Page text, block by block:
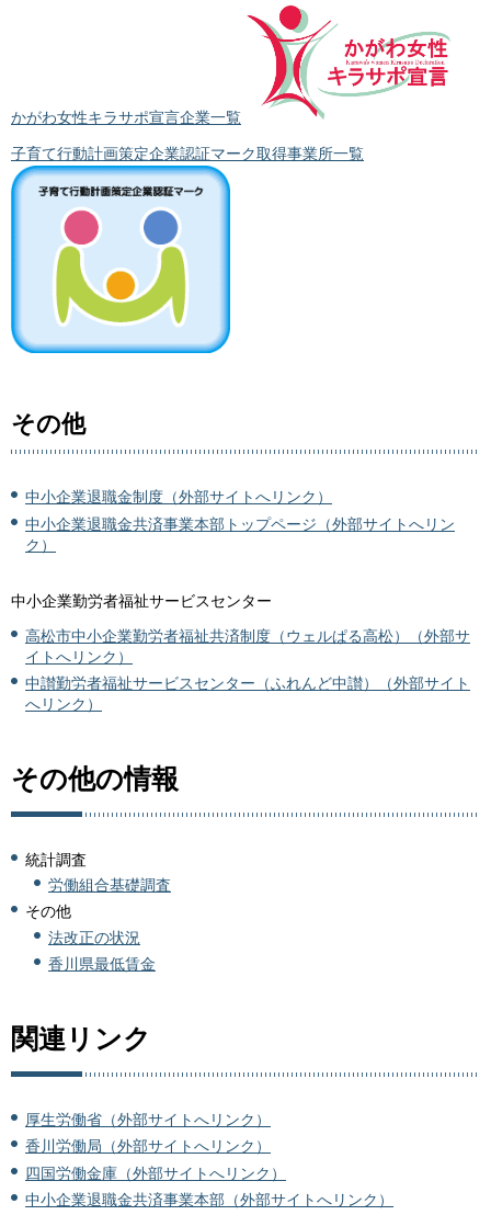
かがわ女性キラサポ宣言企業一覧
子育て行動計画策定企業認証マーク取得事業所一覧
その他
中小企業退職金制度（外部サイトへリンク）
中小企業退職金共済事業本部トップページ（外部サイトへリン
ク）
中小企業勤労者福祉サービスセンター
高松市中小企業勤労者福祉共済制度（ウェルぱる高松）（外部サ
イトへリンク）
中讃勤労者福祉サービスセンター（ふれんど中讃）（外部サイト
へリンク）
その他の情報
統計調査
労働組合基礎調査
その他
法改正の状況
香川県最低賃金
関連リンク
厚生労働省（外部サイトへリンク）
香川労働局（外部サイトへリンク）
四国労働金庫（外部サイトへリンク）
中小企業退職金共済事業本部（外部サイトへリンク）